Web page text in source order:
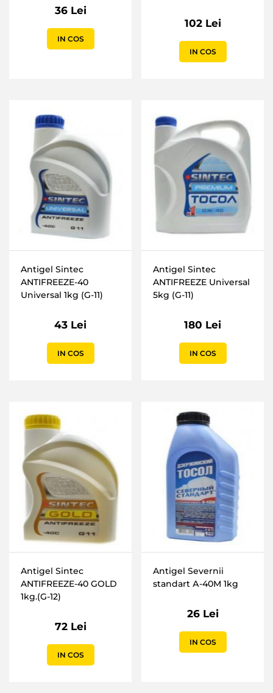
36 Lei
IN COS
102 Lei
IN COS
Antigel Sintec
ANTIFREEZE-40
Universal 1kg (G-11)
43 Lei
IN COS
Antigel Sintec
ANTIFREEZE Universal
5kg (G-11)
180 Lei
IN COS
Antigel Sintec
ANTIFREEZE-40 GOLD
1kg.(G-12)
72 Lei
IN COS
Antigel Severnii
standart А-40М 1kg
26 Lei
IN COS